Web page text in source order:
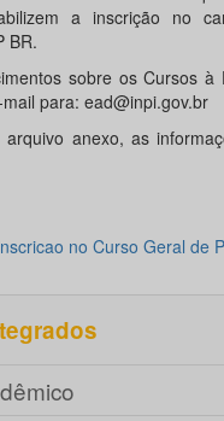
a inscrição no
BR.
sobre os Cursos à
para: ead@inpi.gov.br
anexo, as
no Curso Geral de